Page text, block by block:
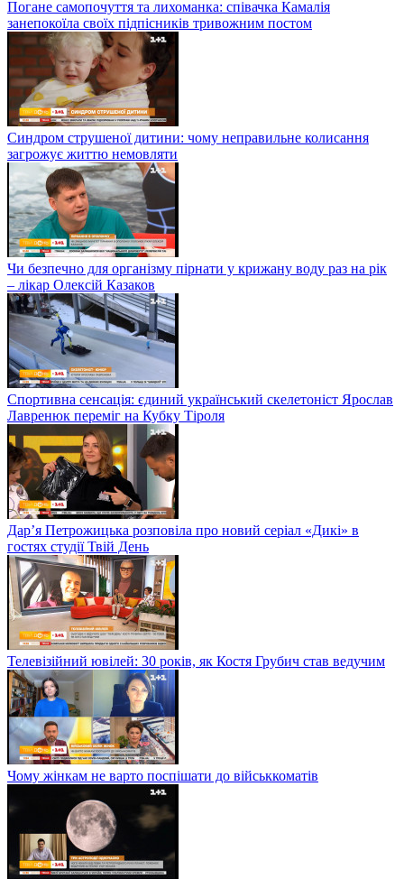
Погане самопочуття та лихоманка: співачка Камалія
занепокоїла своїх підпісників тривожним постом
Синдром струшеної дитини: чому неправильне колисання
загрожує життю немовляти
Чи безпечно для організму пірнати у крижану воду раз на рік
– лікар Олексій Казаков
Спортивна сенсація: єдиний український скелетоніст Ярослав
Лавренюк переміг на Кубку Тіроля
Дар’я Петрожицька розповіла про новий серіал «Дикі» в
гостях студії Твій День
Телевізійний ювілей: 30 років, як Костя Грубич став ведучим
Чому жінкам не варто поспішати до військкоматів